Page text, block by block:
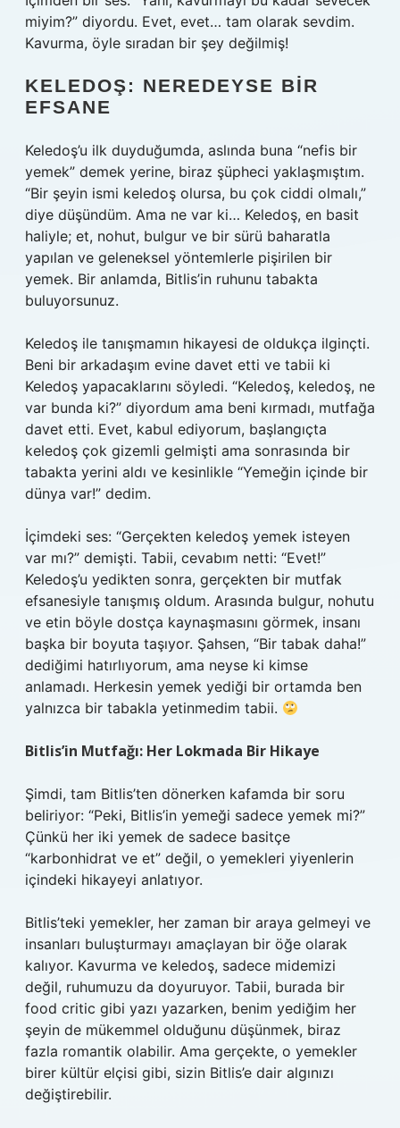
miyim?” diyordu. Evet, evet… tam olarak sevdim.
Kavurma, öyle sıradan bir şey değilmiş!
KELEDOŞ: NEREDEYSE BIR
EFSANE
Keledoş’u ilk duyduğumda, aslında buna “nefis bir
yemek” demek yerine, biraz şüpheci yaklaşmıştım.
“Bir şeyin ismi keledoş olursa, bu çok ciddi olmalı,”
diye düşündüm. Ama ne var ki… Keledoş, en basit
haliyle; et, nohut, bulgur ve bir sürü baharatla
yapılan ve geleneksel yöntemlerle pişirilen bir
yemek. Bir anlamda, Bitlis’in ruhunu tabakta
buluyorsunuz.
Keledoş ile tanışmamın hikayesi de oldukça ilginçti.
Beni bir arkadaşım evine davet etti ve tabii ki
Keledoş yapacaklarını söyledi. “Keledoş, keledoş, ne
var bunda ki?” diyordum ama beni kırmadı, mutfağa
davet etti. Evet, kabul ediyorum, başlangıçta
keledoş çok gizemli gelmişti ama sonrasında bir
tabakta yerini aldı ve kesinlikle “Yemeğin içinde bir
dünya var!” dedim.
İçimdeki ses: “Gerçekten keledoş yemek isteyen
var mı?” demişti. Tabii, cevabım netti: “Evet!”
Keledoş’u yedikten sonra, gerçekten bir mutfak
efsanesiyle tanışmış oldum. Arasında bulgur, nohutu
ve etin böyle dostça kaynaşmasını görmek, insanı
başka bir boyuta taşıyor. Şahsen, “Bir tabak daha!”
dediğimi hatırlıyorum, ama neyse ki kimse
anlamadı. Herkesin yemek yediği bir ortamda ben
yalnızca bir tabakla yetinmedim tabii.
Bitlis’in Mutfağı: Her Lokmada Bir Hikaye
Şimdi, tam Bitlis’ten dönerken kafamda bir soru
beliriyor: “Peki, Bitlis’in yemeği sadece yemek mi?”
Çünkü her iki yemek de sadece basitçe
“karbonhidrat ve et” değil, o yemekleri yiyenlerin
içindeki hikayeyi anlatıyor.
Bitlis’teki yemekler, her zaman bir araya gelmeyi ve
insanları buluşturmayı amaçlayan bir öğe olarak
kalıyor. Kavurma ve keledoş, sadece midemizi
değil, ruhumuzu da doyuruyor. Tabii, burada bir
food critic gibi yazı yazarken, benim yediğim her
şeyin de mükemmel olduğunu düşünmek, biraz
fazla romantik olabilir. Ama gerçekte, o yemekler
birer kültür elçisi gibi, sizin Bitlis’e dair algınızı
değiştirebilir.